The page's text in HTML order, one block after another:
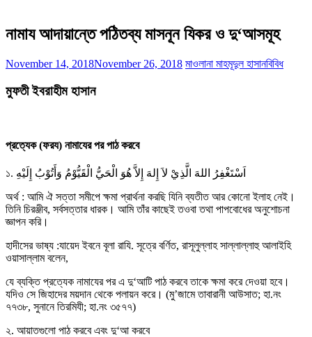
নামায আদায়ান্তে পঠিতব্য মাসনূন যিকর ও দু‘আসমূহ
November 14, 2018November 26, 2018 মাওলানা মাহমূদুল হাসানবিবিধ
মুফতী ইবরাহীম হাসান
প্রত্যেক (ফরয) নামাযের পর পাঠ করবে
১. اَسْتَغْفِرُ اللهَ الَّذِيْ لاَ إِلهَ إِلاَّ هُوَ الْحَيُّ الْقَيُّوْمُ وَأَتُوْبُ إِلَيْهِ
অর্থ : আমি ঐ সত্তা সমীপে ক্ষমা প্রার্থনা করছি যিনি ব্যতীত আর কোনো ইলাহ নেই।
তিনি চিরঞ্জীব, সর্বসত্তার ধারক। আমি তাঁর কাছেই তওবা তথা পাপবোধের অনুশোচনা
জ্ঞাপন করি।
হাদীসের ভাষ্য :যায়েদ ইবনে বূলা রাযি. সূত্রে বর্ণিত, রাসূলুল্লাহ সাল্লাল্লাহু আলাইহি
ওয়াসাল্লাম বলেন,
যে ব্যক্তি প্রত্যেক নামাযের পর এ দু‘আটি পাঠ করবে তাকে ক্ষমা করে দেওয়া হবে।
যদিও সে জিহাদের ময়দান থেকে পলায়ন করে। (মু’জামে তাবারানী আউসাত; হা.নং
৭৭৩৮, সুনানে তিরমিযী; হা.নং ৩৫৭৭)
২. আয়াতগুলো পাঠ করবে এবং দু‘আ করবে